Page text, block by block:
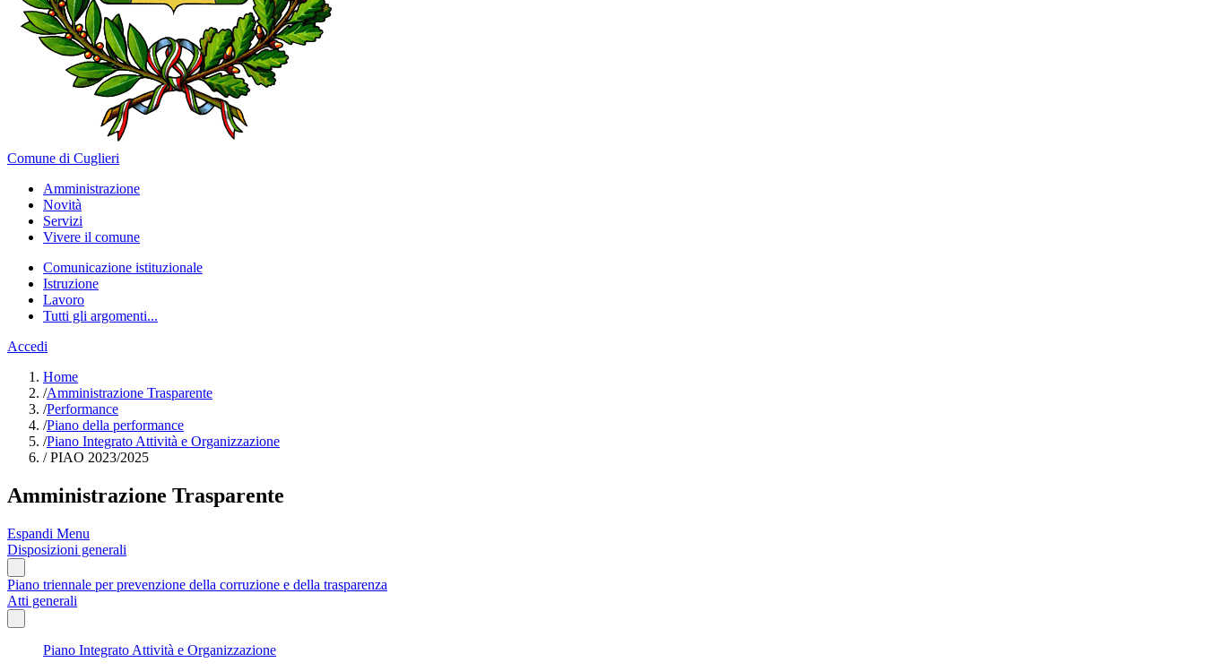
Comune di Cuglieri
Amministrazione
Novità
Servizi
Vivere il comune
Comunicazione istituzionale
Istruzione
Lavoro
Tutti gli argomenti...
Accedi
Home
/Amministrazione Trasparente
/Performance
/Piano della performance
/Piano Integrato Attività e Organizzazione
/PIAO 2023/2025
Amministrazione Trasparente
Espandi Menu
Disposizioni generali
Piano triennale per prevenzione della corruzione e della trasparenza
Atti generali
Piano Integrato Attività e Organizzazione